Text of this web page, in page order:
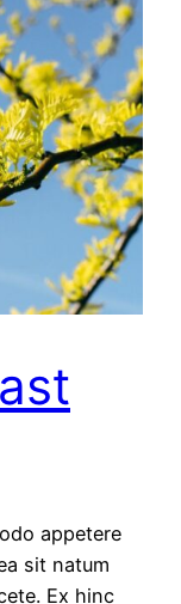
appetere
sit natum
Ex hinc